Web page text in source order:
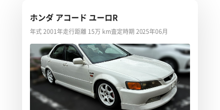
ホンダ アコード ユーロR
年式 2001年走行距離 15万 km査定時期 2025年06月